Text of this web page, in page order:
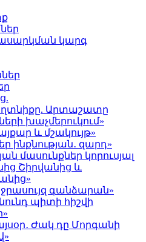
կարգ
Արտաշատը
խաչմերուկում»
և մշակույթ»
ինքնության․ զարդ»
մասունքներ կորուսյալ
Շիրվանից և
ջրասույզ գանձարան»
պիտի հիշվի
Ժակ դը Մորգանի